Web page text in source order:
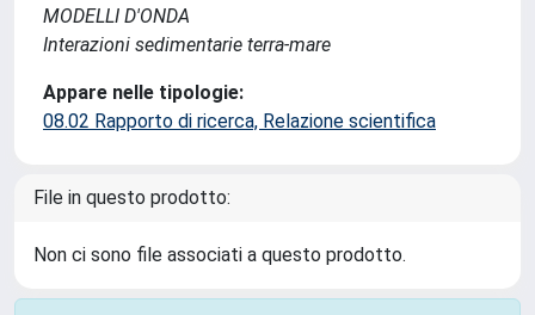
MODELLI D'ONDA
Interazioni sedimentarie terra-mare
Appare nelle tipologie:
08.02 Rapporto di ricerca, Relazione scientifica
File in questo prodotto:
Non ci sono file associati a questo prodotto.